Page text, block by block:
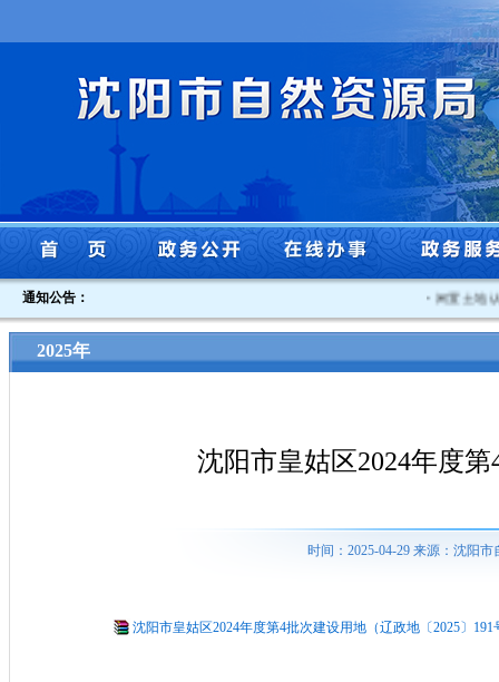
通知公告： 闲置土地认
2025年
沈阳市皇姑区2024年度
时间：2025-04-29 来源：沈阳
沈阳市皇姑区2024年度第4批次建设用地（辽政地〔2025〕191